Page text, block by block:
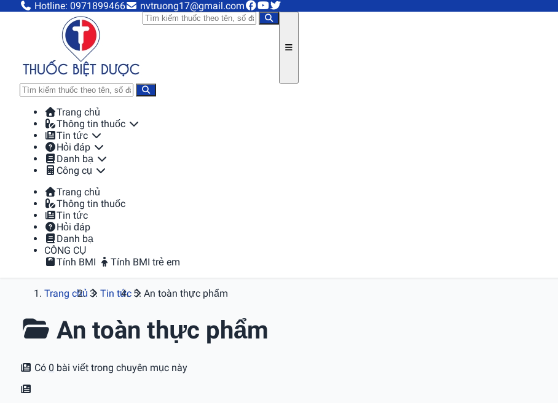
Hotline: 0971899466 nvtruong17@gmail.com
Trang chủ
Thông tin thuốc
Tin tức
Hỏi đáp
Danh bạ
Công cụ
Trang chủ
Thông tin thuốc
Tin tức
Hỏi đáp
Danh bạ
CÔNG CỤ
Tính BMI
Tính BMI trẻ em
Trang chủ Tin tức An toàn thực phẩm
An toàn thực phẩm
Có 0 bài viết trong chuyên mục này